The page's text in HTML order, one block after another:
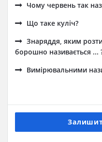
Чому червень так
Що таке куліч?
Знаряддя, яким
борошно називається ...
Вимірювальними